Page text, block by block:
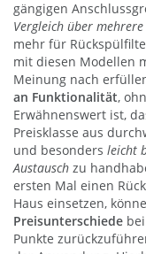
gängigen
Vergleich über
mehr für
mit diesen Modellen
Meinung nach
an Funktionalität,
Erwähnenswert ist,
Preisklasse aus
und besonders leicht
Austausch zu
ersten Mal einen
Haus einsetzen,
Preisunterschiede
Punkte